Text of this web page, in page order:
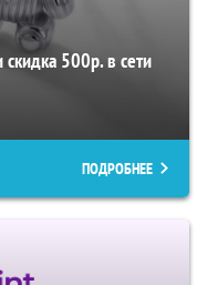
500р. в сети
ПОДРОБНЕЕ